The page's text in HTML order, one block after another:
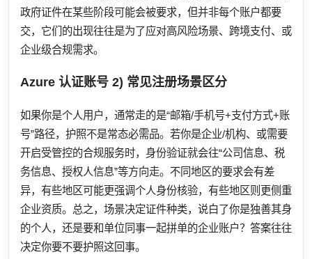
政府证件在某些阶段可能会被要求，但并非每个账户都要
交，它们的出现往往是为了应对高风险场景、跨境支付、或
企业级合规需求。
Azure 认证账号 2) 常见注册场景区分
如果你是个人用户，通常走的是“邮箱/手机号+支付方式+账
号”路径，护照不是常态必需品。若你是企业/机构、或需要
开启受管控的合规服务时，身份验证就会往“公司信息、税
务信息、授权人信息”等方向走。不同地区的要求会有差
异，有些地区可能更强调个人身份核验，有些地区则更侧重
企业资质。总之，场景决定证件种类，说白了你是独善其身
的个人，还是要和单位同事一起拼单的企业账户？答案往往
决定你要不要护照这回事。